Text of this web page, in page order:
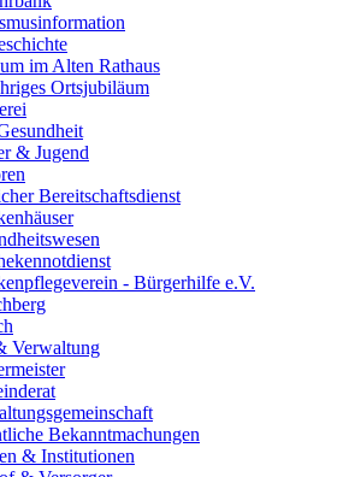
im Alten Rathaus
Ortsjubiläum
& Jugend
Bereitschaftsdienst
- Bürgerhilfe e.V.
Verwaltung
Bekanntmachungen
& Institutionen